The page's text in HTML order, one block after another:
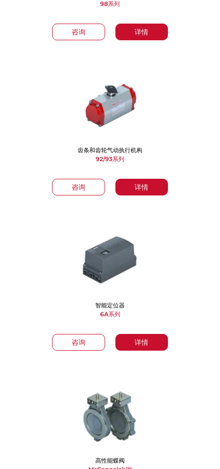
咨询 详情
98系列
咨询 详情
齿条和齿轮气动执行机构
92/93系列
咨询 详情
智能定位器
6A系列
高性能蝶阀